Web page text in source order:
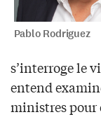
Pablo Rodriguez
s’interroge le
entend
ministres pour